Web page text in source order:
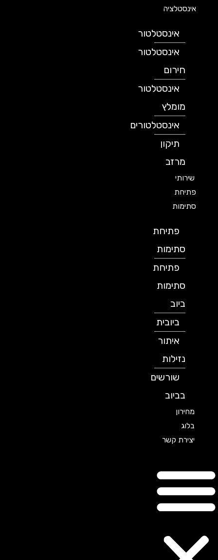
אינסטלציה
אינסטלטור
אינסטלטור
חירום
אינסטלטור
מומלץ
אינסטלטורים
תיקון
מרזב
שירותי
פתיחת
סתימות
פתיחת
סתימות
פתיחת
סתימות
ביובית
איתור
נזילות
שורשים
בביוב
מחירון
יצירת קשר